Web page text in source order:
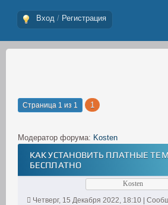
Вход / Регистрация
Страница 1 из 1 1
Модератор форума: Kosten
КАК УСТАНОВИТЬ ПЛАТНЫЕ
БЕСПЛАТНО
Kosten
Четверг, 15 Декабря 2022, 18:10 |